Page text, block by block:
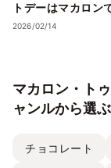
トデーはマカロン
り！「特別な人」
2026/02/14
マカロン・ト
ャンルから選ぶ
チョコレート